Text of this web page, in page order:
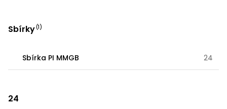
Sbírky(1)
Sbírka PI MMGB 24
24